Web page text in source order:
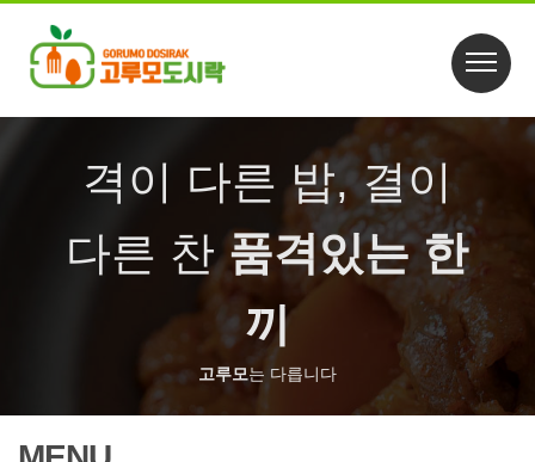
격이 다른 밥, 결이
다른 찬품격있는 한
끼
고루모는 다릅니다